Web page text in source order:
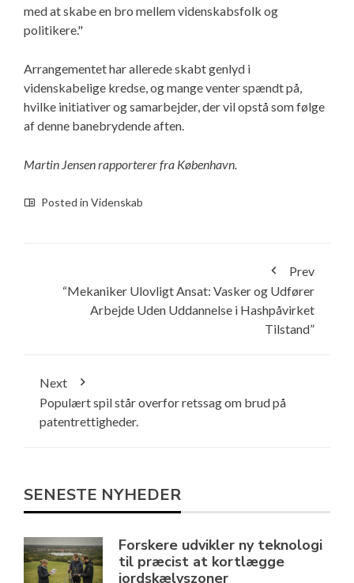
med at skabe en bro mellem videnskabsfolk og
politikere."
Arrangementet har allerede skabt genlyd i
videnskabelige kredse, og mange venter spændt på,
hvilke initiativer og samarbejder, der vil opstå som følge
af denne banebrydende aften.
Martin Jensen rapporterer fra København.
Posted in Videnskab
Prev
“Mekaniker Ulovligt Ansat: Vasker og Udfører
Arbejde Uden Uddannelse i Hashpåvirket
Tilstand”
Next
Populært spil står overfor retssag om brud på
patentrettigheder.
SENESTE NYHEDER
Forskere udvikler ny teknologi
til præcist at kortlægge
jordskælvszoner